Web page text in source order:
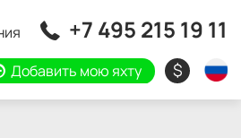
+7 495 215 19 11
Добавить мою яхту $